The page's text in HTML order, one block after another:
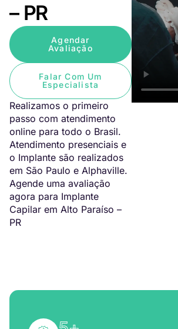
– PR
Agendar
Avaliação
Falar Com Um
Especialista
Realizamos o primeiro
passo com atendimento
online para todo o Brasil.
Atendimento presenciais e
o Implante são realizados
em São Paulo e Alphaville.
Agende uma avaliação
agora para Implante
Capilar em Alto Paraíso –
PR